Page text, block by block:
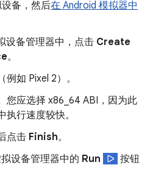
备，然后在 Android 模拟器中
设备管理器中，点击 Create
。
如 Pixel 2）。
您应选择 x86_64 ABI，因为此
执行速度较快。
点击 Finish。
设备管理器中的 Run
按钮